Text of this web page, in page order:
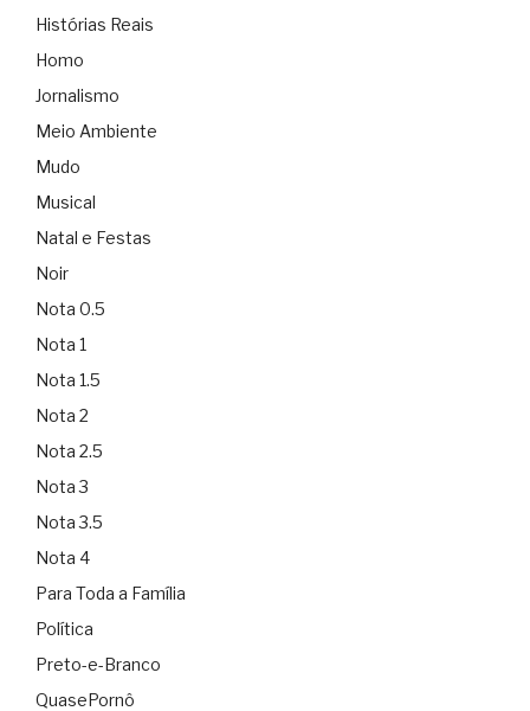
Histórias Reais
Homo
Jornalismo
Meio Ambiente
Mudo
Musical
Natal e Festas
Noir
Nota 0.5
Nota 1
Nota 1.5
Nota 2
Nota 2.5
Nota 3
Nota 3.5
Nota 4
Para Toda a Família
Política
Preto-e-Branco
QuasePornô